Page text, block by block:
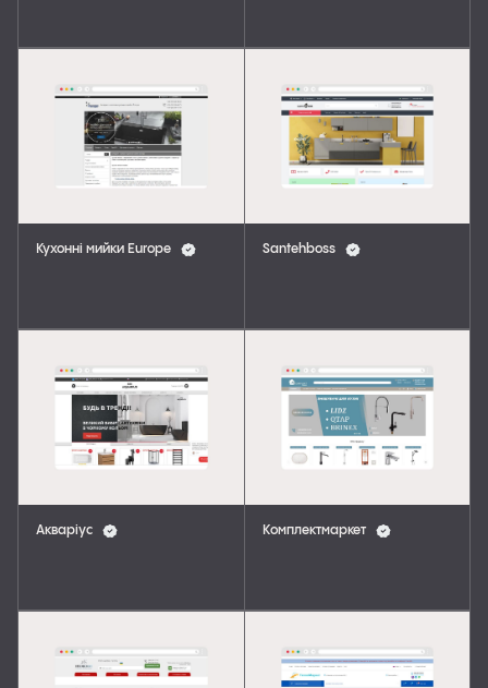
Кухонні мийки Europe Santehboss
Акваріус Комплектмаркет